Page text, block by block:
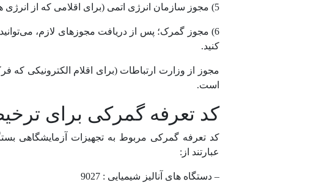
5) مجوز سازمان انرژی اتمی (برای اقلامی که از انرژی هسته‌ای استفاده می‌کنند)
6) مجوز گمرک؛ پس از دریافت مجوزهای لازم،
کنید.
مجوز از وزارت ارتباطات (برای اقلام الکترونیکی
است.
کد تعرفه گمرکی برای
کد تعرفه گمرکی مربوط به تجهیزات آزمایشگاهی
عبارتند از:
– دستگاه های آنالیز شیمیایی : 9027